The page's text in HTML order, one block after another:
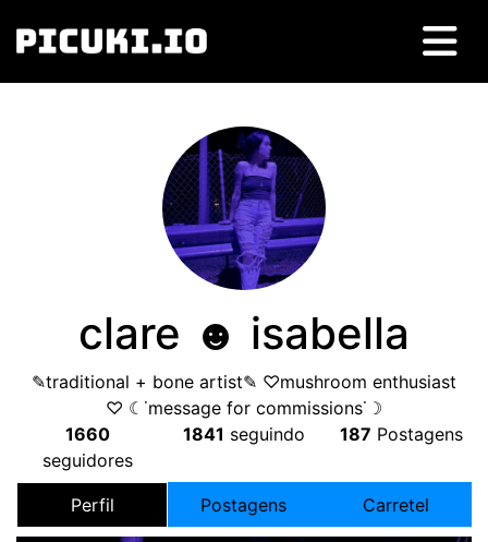
clare ☻︎ isabella
✎traditional + bone artist✎ ♡mushroom enthusiast
♡ ☾˙message for commissions˙☽
1660
seguidores
1841 seguindo 187 Postagens
Perfil Postagens Carretel